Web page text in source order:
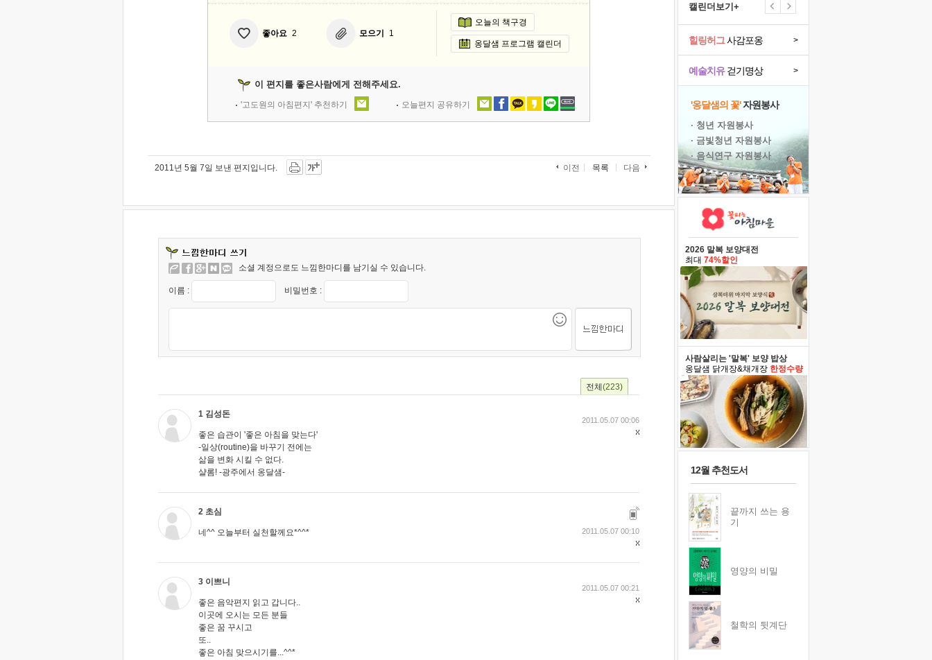
좋아요 2 모으기 1
오늘의 책구경
옹달샘 프로그램 캘린더
이 편지를 좋은사람에게 전해주세요.
'고도원의 아침편지' 추천하기 오늘편지 공유하기
2011년 5월 7일 보낸 편지입니다. 이전 목록 다음
소셜 계정으로도 느낌한마디를 남기실 수 있습니다.
이름 : 비밀번호 :
전체 (223)
1 김성돈
좋은 습관이 '좋은 아침을 맞는다'
-일상(routine)을 바꾸기 전에는
삶을 변화 시킬 수 없다.
샬롬! -광주에서 옹달샘-
2011.05.07 00:06
2 초심
네^^ 오늘부터 실천할께요*^^* 2011.05.07 00:10
3 이쁘니
좋은 음악편지 읽고 갑니다..
이곳에 오시는 모든 분들
좋은 꿈 꾸시고
또..
좋은 아침 맞으시기를...^^*
2011.05.07 00:21
캘린더보기+
예술치유걷기명상 >
힐링허그사감포옹 >
'옹달샘의 꽃'자원봉사
· 청년 자원봉사
· 금빛청년 자원봉사
· 음식연구 자원봉사
2026 말복 보양대전
최대 74%할인
사람살리는 '말복' 보양 밥상
옹달샘 닭개장&채개장 한정수량
12월 추천도서
끝까지 쓰는 용
기
영양의 비밀
철학의 뒷계단